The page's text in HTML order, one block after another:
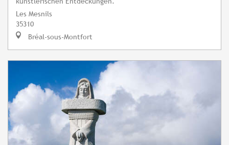
Les Mesnils
35310
Bréal-sous-Montfort